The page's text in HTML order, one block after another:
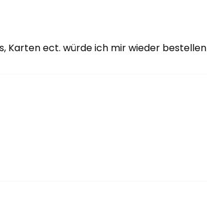
Karten ect. würde ich mir wieder bestellen